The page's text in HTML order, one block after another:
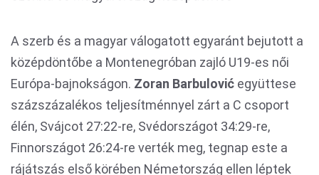
A szerb és a magyar válogatott egyaránt bejutott a
középdöntőbe a Montenegróban zajló U19-es női
Európa-bajnokságon. Zoran Barbulović együttese
százszázalékos teljesítménnyel zárt a C csoport
élén, Svájcot 27:22-re, Svédországot 34:29-re,
Finnországot 26:24-re verték meg, tegnap este a
rájátszás első körében Németország ellen léptek